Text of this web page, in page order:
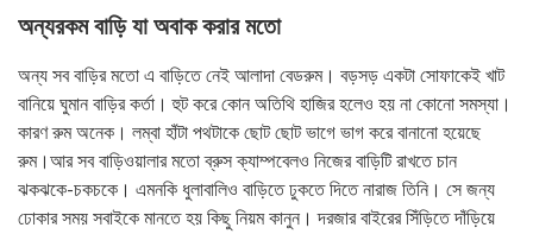
অন্যরকম বাড়ি যা অবাক করার মতো
অন্য সব বাড়ির মতো এ বাড়িতে নেই আলাদা বেডরুম। বড়সড় একটা সোফাকেই খাট
বানিয়ে ঘুমান বাড়ির কর্তা। হুট করে কোন অতিথি হাজির হলেও হয় না কোনো সমস্যা।
কারণ রুম অনেক। লম্বা হাঁটা পথটাকে ছোট ছোট ভাগে ভাগ করে বানানো হয়েছে
রুম।আর সব বাড়িওয়ালার মতো ব্রুস ক্যাম্পবেলও নিজের বাড়িটি রাখতে চান
ঝকঝকে-চকচকে। এমনকি ধুলাবালিও বাড়িতে ঢুকতে দিতে নারাজ তিনি। সে জন্য
ঢোকার সময় সবাইকে মানতে হয় কিছু নিয়ম কানুন। দরজার বাইরের সিঁড়িতে দাঁড়িয়ে